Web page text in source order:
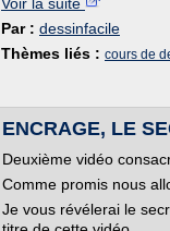
Par : dessinfacile
Thèmes liés : cours de
ENCRAGE, LE
Deuxième vidéo
Comme promis nous
Je vous révélerai le